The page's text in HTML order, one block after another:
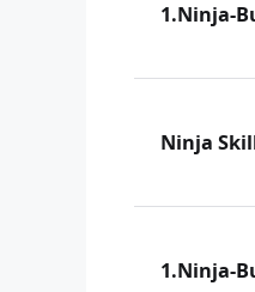
1.Ninja-
Ninja
1.Ninja-